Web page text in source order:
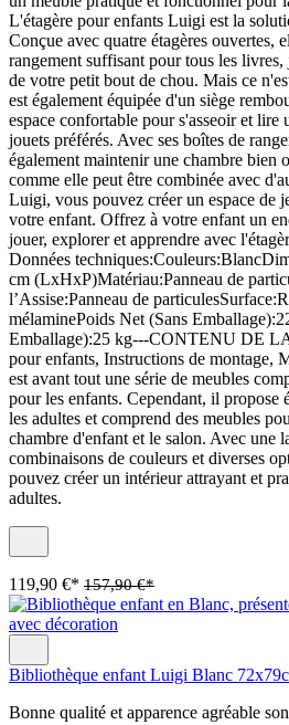
L'étagère pour enfants Luigi est la
Conçue avec quatre étagères ouvertes,
rangement suffisant pour tous les livres,
de votre petit bout de chou. Mais ce
est également équipée d'un siège
espace confortable pour s'asseoir et lire
jouets préférés. Avec ses boîtes de
également maintenir une chambre bien
comme elle peut être combinée avec
Luigi, vous pouvez créer un espace de
votre enfant. Offrez à votre enfant un
jouer, explorer et apprendre avec
Données
cm (LxHxP)Matériau:Panneau de
l’Assise:Panneau de
mélaminePoids Net (Sans
Emballage):25 kg---CONTENU DE
pour enfants, Instructions de montage,
est avant tout une série de meubles
pour les enfants. Cependant, il propose
les adultes et comprend des meubles
chambre d'enfant et le salon. Avec une
combinaisons de couleurs et diverses
pouvez créer un intérieur attrayant et
adultes.
119,90 €* 157,90 €*
Bibliothèque enfant Luigi Blanc
Bonne qualité et apparence agréable